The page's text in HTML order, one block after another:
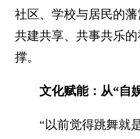
社区、学校与居民的
共建共享、共事共乐
撑。
文化赋能：从“自
“以前觉得跳舞就是